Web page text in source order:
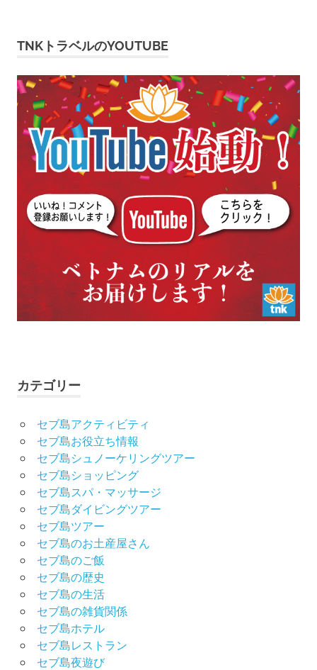
TNKトラベルのYOUTUBE
カテゴリー
セブ島アクティビティ
セブ島お役立ち情報
セブ島シュノーケリングツアー
セブ島ショッピング
セブ島スパ・マッサージ
セブ島ダイビングツアー
セブ島ツアー
セブ島のお土産屋さん
セブ島のご飯
セブ島の歴史
セブ島の生活
セブ島の雑貨関係
セブ島ホテル
セブ島レストラン
セブ島夜遊び